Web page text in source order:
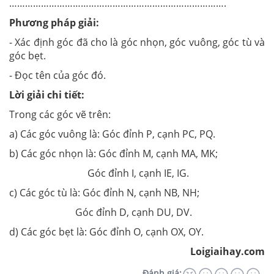
……………………………………………………………………….
Phương pháp giải:
- Xác định góc đã cho là góc nhọn, góc vuông, góc tù và
góc bẹt.
- Đọc tên của góc đó.
Lời giải chi tiết:
Trong các góc vẽ trên:
a) Các góc vuông là: Góc đỉnh P, cạnh PC, PQ.
b) Các góc nhọn là: Góc đỉnh M, cạnh MA, MK;
Góc đỉnh I, cạnh IE, IG.
c) Các góc tù là: Góc đỉnh N, cạnh NB, NH;
Góc đỉnh D, cạnh DU, DV.
d) Các góc bẹt là: Góc đỉnh O, cạnh OX, OY.
Loigiaihay.com